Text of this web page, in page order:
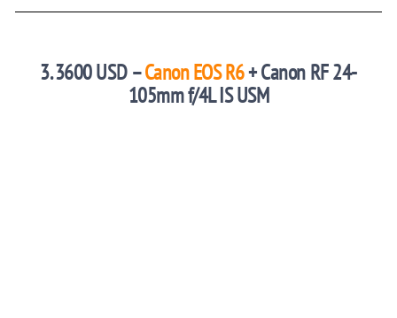
3. 3600 USD –Canon EOS R6+ Canon RF 24-
105mm f/4L IS USM